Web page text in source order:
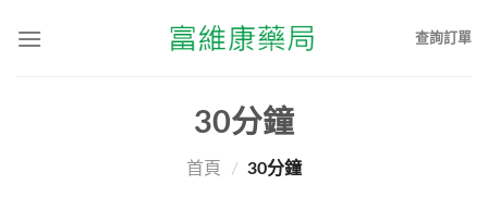
查詢訂單
30分鐘
首頁 / 30分鐘